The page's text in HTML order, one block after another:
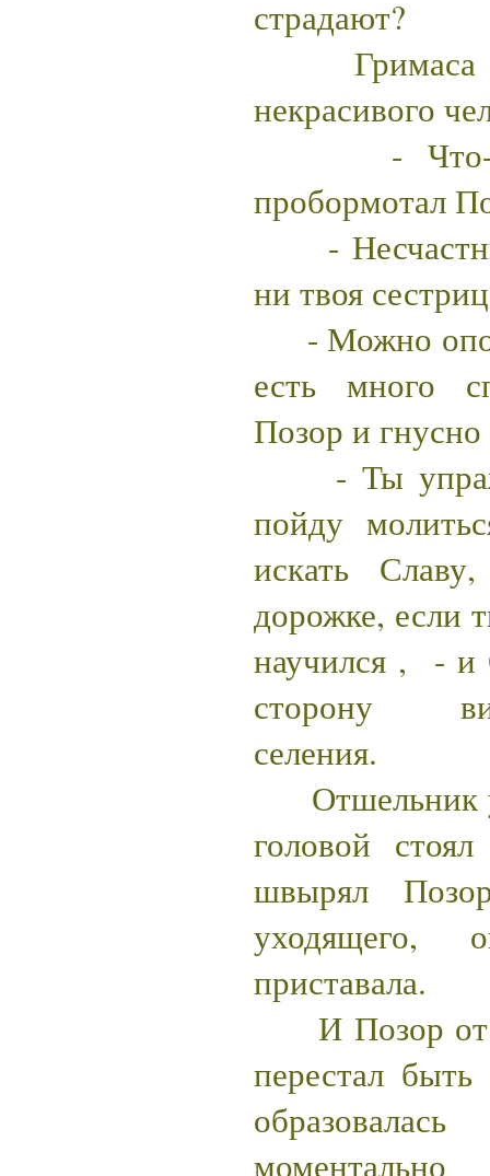
страдают?
Гримаса
некрасивого
- Что-то
пробормотал
-
ни твоя
- Можно
есть много
Позор и
- Ты
пойду
искать
дорожке, если
научился , - и
сторону
селения.
Отшельник
головой
швырял
приставала.
И Позор от
перестал